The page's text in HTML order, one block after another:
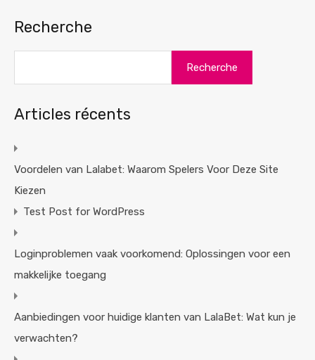
Recherche
Recherche
Articles récents
Voordelen van Lalabet: Waarom Spelers Voor Deze Site
Kiezen
Test Post for WordPress
Loginproblemen vaak voorkomend: Oplossingen voor een
makkelijke toegang
Aanbiedingen voor huidige klanten van LalaBet: Wat kun je
verwachten?